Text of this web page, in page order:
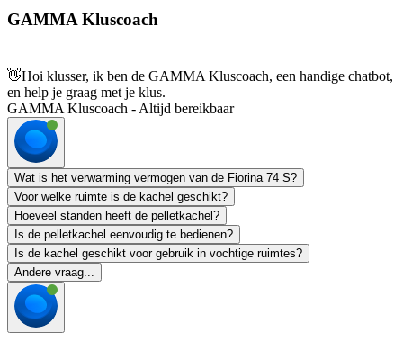
GAMMA Kluscoach
👋Hoi klusser, ik ben de GAMMA Kluscoach, een handige chatbot,
en help je graag met je klus.
GAMMA Kluscoach - Altijd bereikbaar
Wat is het verwarming vermogen van de Fiorina 74 S?
Voor welke ruimte is de kachel geschikt?
Hoeveel standen heeft de pelletkachel?
Is de pelletkachel eenvoudig te bedienen?
Is de kachel geschikt voor gebruik in vochtige ruimtes?
Andere vraag...